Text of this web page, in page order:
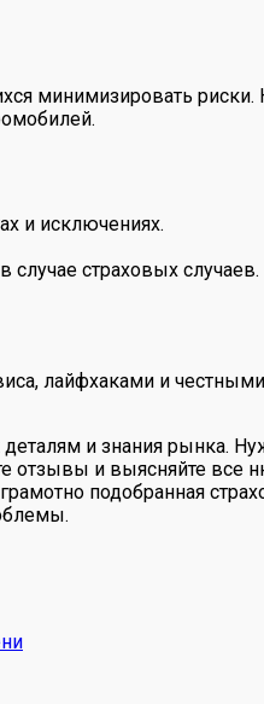
минимизировать риски.
и исключениях.
случае страховых случаев.
лайфхаками и честными
и знания рынка.
отзывы и выясняйте
подобранная